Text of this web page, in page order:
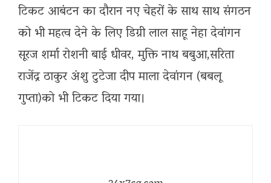
टिकट आबंटन का दौरान नए चेहरों के साथ साथ संगठन
को भी महत्व देने के लिए डिग्री लाल साहू नेहा देवांगन
सूरज शर्मा रोशनी बाई धीवर, मुक्ति नाथ बबुआ,सरिता
राजेंद्र ठाकुर अंशु टुटेजा दीप माला देवांगन (बबलू
गुप्ता)को भी टिकट दिया गया।